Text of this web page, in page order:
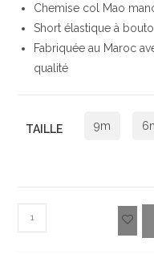
Chemise col Mao
Short élastique à
Fabriquée au Maroc
qualité
TAILLE 9m